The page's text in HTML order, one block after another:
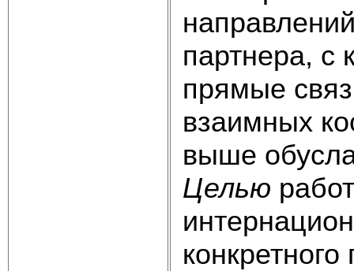
партнера, с
прямые
взаимных
выше
Целью